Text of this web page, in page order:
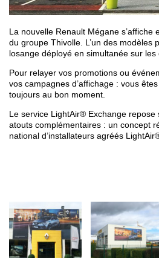
La nouvelle Renault Mégane s’affiche
du groupe Thivolle. L’un des modèles
losange déployé en simultanée sur
Pour relayer vos promotions ou
vos campagnes d’affichage : vous
toujours au bon moment.
Le service LightAir® Exchange repose
atouts complémentaires : un concept
national d’installateurs agréés